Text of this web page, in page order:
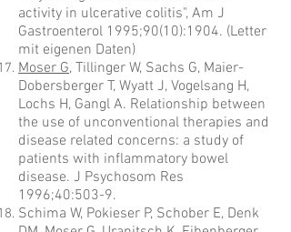
activity in ulcerative colitis", Am J
Gastroenterol 1995;90(10):1904. (Letter
mit eigenen Daten)
Moser G, Tillinger W, Sachs G, Maier-
Dobersberger T, Wyatt J, Vogelsang H,
Lochs H, Gangl A. Relationship between
the use of unconventional therapies and
disease related concerns: a study of
patients with inflammatory bowel
disease. J Psychosom Res
1996;40:503-9.
Schima W, Pokieser P, Schober E, Denk